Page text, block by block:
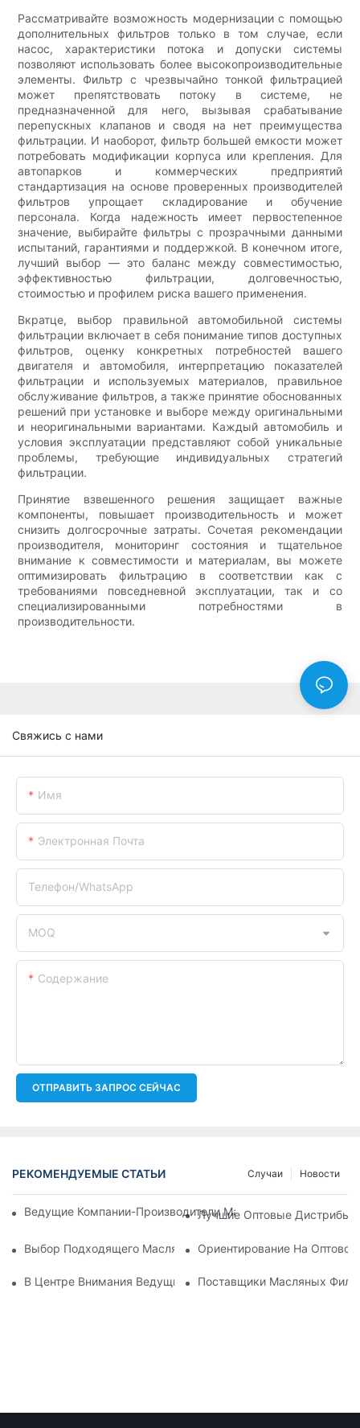
Рассматривайте возможность модернизации с помощью
дополнительных фильтров только в том случае, если
насос, характеристики потока и допуски системы
позволяют использовать более высокопроизводительные
элементы. Фильтр с чрезвычайно тонкой фильтрацией
может препятствовать потоку в системе, не
предназначенной для него, вызывая срабатывание
перепускных клапанов и сводя на нет преимущества
фильтрации. И наоборот, фильтр большей емкости может
потребовать модификации корпуса или крепления. Для
автопарков и коммерческих предприятий
стандартизация на основе проверенных производителей
фильтров упрощает складирование и обучение
персонала. Когда надежность имеет первостепенное
значение, выбирайте фильтры с прозрачными данными
испытаний, гарантиями и поддержкой. В конечном итоге,
лучший выбор — это баланс между совместимостью,
эффективностью фильтрации, долговечностью,
стоимостью и профилем риска вашего применения.
Вкратце, выбор правильной автомобильной системы
фильтрации включает в себя понимание типов доступных
фильтров, оценку конкретных потребностей вашего
двигателя и автомобиля, интерпретацию показателей
фильтрации и используемых материалов, правильное
обслуживание фильтров, а также принятие обоснованных
решений при установке и выборе между оригинальными
и неоригинальными вариантами. Каждый автомобиль и
условия эксплуатации представляют собой уникальные
проблемы, требующие индивидуальных стратегий
фильтрации.
Принятие взвешенного решения защищает важные
компоненты, повышает производительность и может
снизить долгосрочные затраты. Сочетая рекомендации
производителя, мониторинг состояния и тщательное
внимание к совместимости и материалам, вы можете
оптимизировать фильтрацию в соответствии как с
требованиями повседневной эксплуатации, так и со
специализированными потребностями в
производительности.
Свяжись с нами
Имя
Электронная Почта
Телефон/WhatsApp
MOQ
Содержание
ОТПРАВИТЬ ЗАПРОС СЕЙЧАС
РЕКОМЕНДУЕМЫЕ СТАТЬИ Новости
Случаи
Ведущие Компании-Производители Масляных Фильтров:
Лучшие Оптовые
Выбор Подходящего Масляного Фильтра Для Вашей
Ориентирование На
В Центре Внимания Ведущие Производители Масляных
Поставщики Масляных